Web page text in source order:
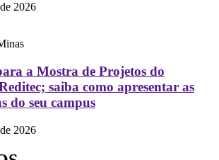
2026
a Mostra de Projetos do
saiba como apresentar as
do seu campus
2026